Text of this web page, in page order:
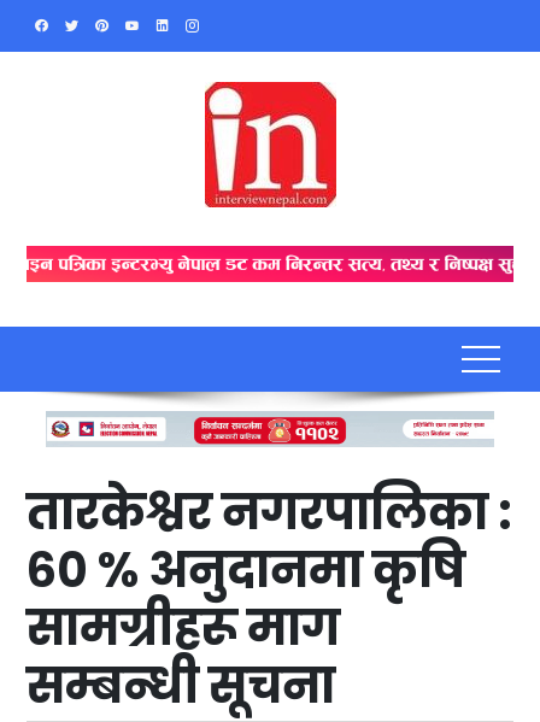
Skip
तारकेश्वर नगरपालिका :
६० % अनुदानमा कृषि
सामग्रीहरू माग
सम्बन्धी सूचना